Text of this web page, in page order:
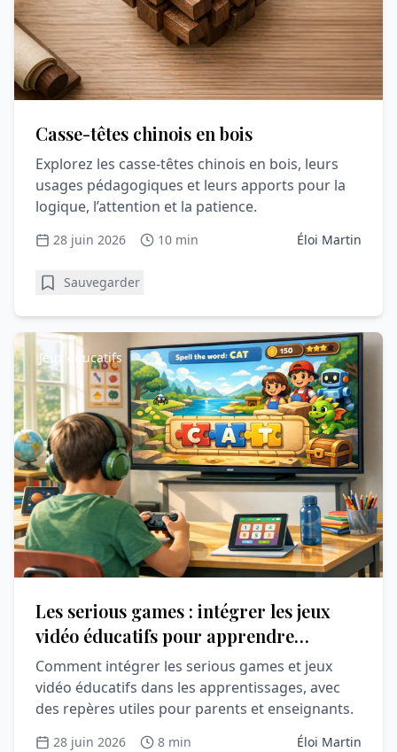
Casse-têtes chinois en bois
Explorez les casse-têtes chinois en bois, leurs
usages pédagogiques et leurs apports pour la
logique, l’attention et la patience.
28 juin 2026 10 min Éloi Martin
Sauvegarder
Jeux éducatifs
Les serious games : intégrer les jeux
vidéo éducatifs pour apprendre
autrement
Comment intégrer les serious games et jeux
vidéo éducatifs dans les apprentissages, avec
des repères utiles pour parents et enseignants.
28 juin 2026 8 min Éloi Martin